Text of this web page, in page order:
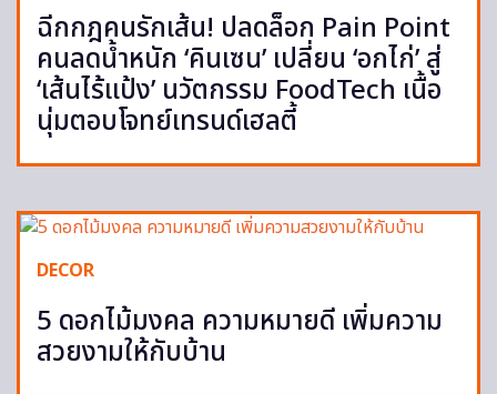
ฉีกกฎคนรักเส้น! ปลดล็อก Pain Point
คนลดน้ำหนัก ‘คินเซน’ เปลี่ยน ‘อกไก่’ สู่
‘เส้นไร้แป้ง’ นวัตกรรม FoodTech เนื้อ
นุ่มตอบโจทย์เทรนด์เฮลตี้
DECOR
5 ดอกไม้มงคล ความหมายดี เพิ่มความ
สวยงามให้กับบ้าน